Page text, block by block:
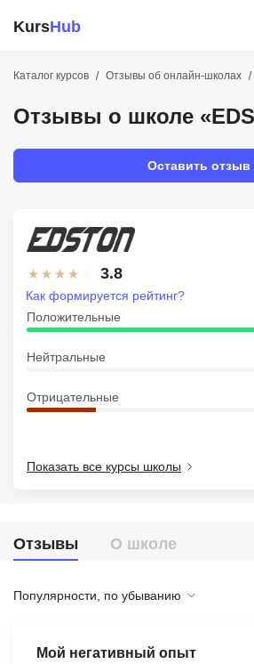
KursHub
Каталог курсов Отзывы об онлайн-школах
Отзывы о школе
Оставить отзыв
3.8
Положительные
Нейтральные
Отрицательные
Как формируется рейтинг?
Показать все курсы школы
Отзывы О школе
Популярности, по убыванию
Мой негативный опыт
Разработка
Маркетинг
Дизайн
Аналитика
Soft Skills
Акции и промокоды
Рейтинг онлайн-школ